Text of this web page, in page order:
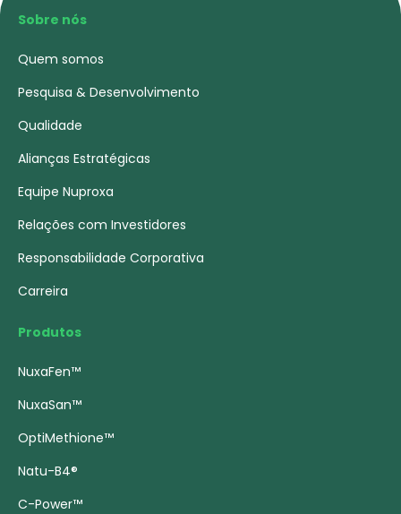
Sobre nós
Quem somos
Pesquisa & Desenvolvimento
Qualidade
Alianças Estratégicas
Equipe Nuproxa
Relações com Investidores
Responsabilidade Corporativa
Carreira
Produtos
NuxaFen™
NuxaSan™
OptiMethione™
Natu-B4®
C-Power™